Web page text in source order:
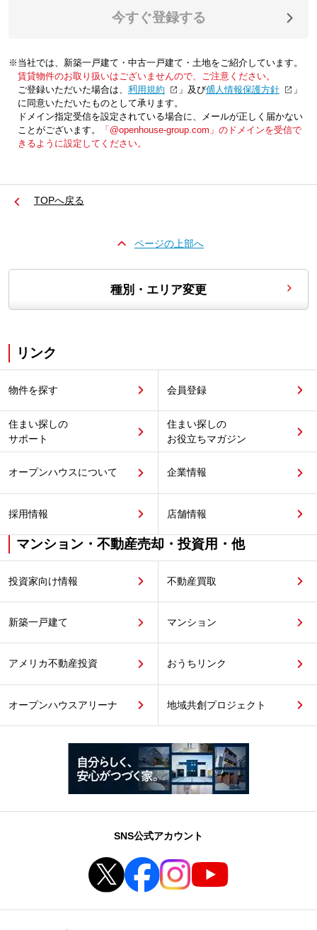
今すぐ登録する
※当社では、新築一戸建て・中古一戸建て・土地をご紹介しています。
賃貸物件のお取り扱いはございませんので、ご注意ください。
ご登録いただいた場合は、「利用規約 」及び「個人情報保護方針
」
に同意いただいたものとして承ります。
ドメイン指定受信を設定されている場合に、メールが正しく届かない
ことがございます。
「@openhouse-group.com」のドメインを受信で
きるように設定してください。
TOPへ戻る
ページの上部へ
種別・エリア変更
リンク
物件を探す 会員登録
住まい探しの
サポート
住まい探しの
お役立ちマガジン
オープンハウスについて 企業情報
採用情報 店舗情報
マンション・不動産売却・投資用・他
投資家向け情報 不動産買取
新築一戸建て マンション
アメリカ不動産投資 おうちリンク
オープンハウスアリーナ 地域共創プロジェクト
SNS公式アカウント